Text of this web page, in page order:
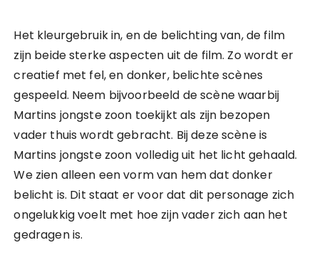
Het kleurgebruik in, en de belichting van, de film
zijn beide sterke aspecten uit de film. Zo wordt er
creatief met fel, en donker, belichte scènes
gespeeld. Neem bijvoorbeeld de scène waarbij
Martins jongste zoon toekijkt als zijn bezopen
vader thuis wordt gebracht. Bij deze scène is
Martins jongste zoon volledig uit het licht gehaald.
We zien alleen een vorm van hem dat donker
belicht is. Dit staat er voor dat dit personage zich
ongelukkig voelt met hoe zijn vader zich aan het
gedragen is.